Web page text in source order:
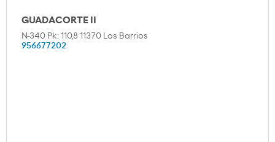
GUADACORTE II
N-340 Pk: 110,8 11370 Los Barrios
956677202